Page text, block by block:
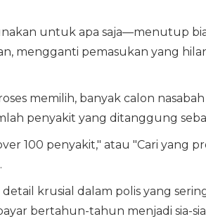
untuk apa saja—menutup
mengganti pemasukan yang
memilih, banyak calon
penyakit yang ditanggung
100 penyakit," atau "Cari yang
detail krusial dalam polis yang
bertahun-tahun menjadi sia-